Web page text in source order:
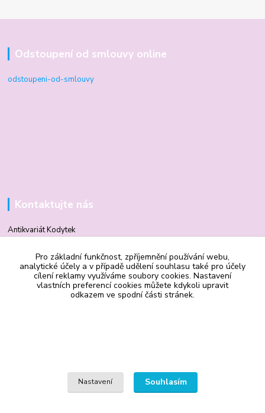
Odstoupení od smlouvy online
odstoupeni-od-smlouvy
Kontaktujte nás
Antikvariát Kodytek
Mgr. Vilma Kodytková
+420 602 506 510
Upravit sběr cookies.
Pro základní funkčnost, zpříjemnění používání webu,
analytické účely a v případě udělení souhlasu také pro účely
cílení reklamy využíváme soubory cookies. Nastavení
vlastních preferencí cookies můžete kdykoli upravit
odkazem ve spodní části stránek.
Nastavení Souhlasím